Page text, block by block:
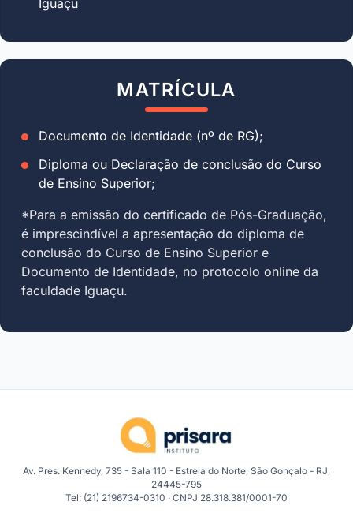
MATRÍCULA
Documento de Identidade (nº de RG);
Diploma ou Declaração de conclusão do Curso
de Ensino Superior;
*Para a emissão do certificado de Pós-Graduação,
é imprescindível a apresentação do diploma de
conclusão do Curso de Ensino Superior e
Documento de Identidade, no protocolo online da
faculdade Iguaçu.
Av. Pres. Kennedy, 735 - Sala 110 - Estrela do Norte, São Gonçalo - RJ,
24445-795
Tel: (21) 2196734-0310 · CNPJ 28.318.381/0001-70